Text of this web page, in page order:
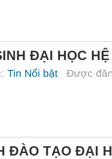
ĐẠI HỌC
Tin Nổi bật Được
ĐÀO TẠO ĐẠI